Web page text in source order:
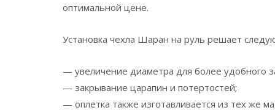
оптимальной цене.
Установка чехла Шаран на руль решает
— увеличение диаметра для более удобного
— закрывание царапин и потертостей;
— оплетка также изготавливается из тех же